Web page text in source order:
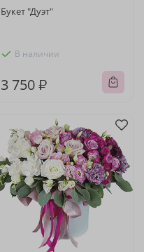
Букет "Дуэт"
В наличии
3 750 ₽